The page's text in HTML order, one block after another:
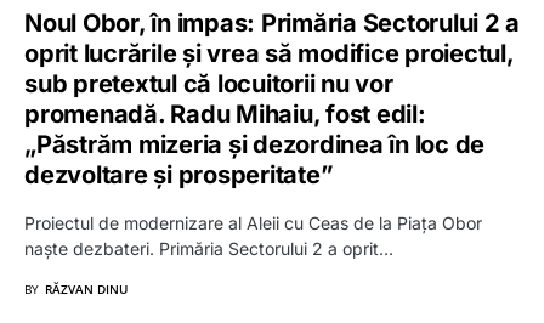
Noul Obor, în impas: Primăria Sectorului 2 a
oprit lucrările și vrea să modifice proiectul,
sub pretextul că locuitorii nu vor
promenadă. Radu Mihaiu, fost edil:
„Păstrăm mizeria și dezordinea în loc de
dezvoltare și prosperitate”
Proiectul de modernizare al Aleii cu Ceas de la Piața Obor
naște dezbateri. Primăria Sectorului 2 a oprit…
BY RĂZVAN DINU